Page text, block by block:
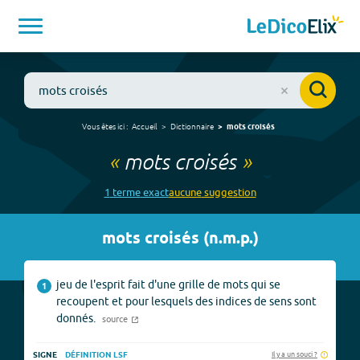
Vous êtes ici : Accueil Dictionnaire mots croisés
« mots croisés»
1 termeexactaucunesuggestion
mots croisés (n.m.p.)
1
jeu de l'esprit fait d'une grille de mots qui se
recoupent et pour lesquels des indices de sens sont
donnés.
source
SIGNE DÉFINITION LSF Il y a un souci ?